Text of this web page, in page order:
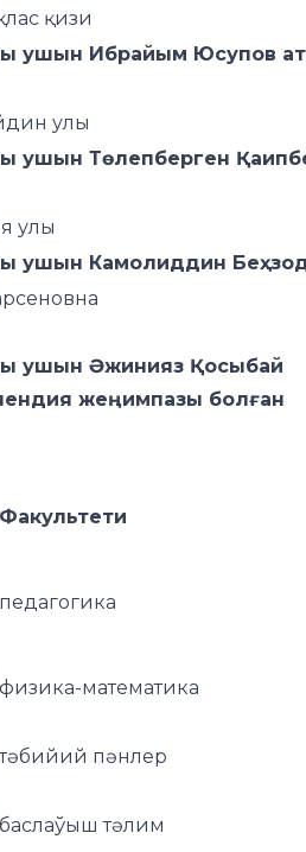
қизи
ушын Ибрайым Юсупов
улы
ушын Төлепберген
улы
ушын Камолиддин
ушын Әжинияз Қосыбай
жеңимпазы болған
Факультети
педагогика
физика-математика
тәбийий пәнлер
баслаўыш тәлим